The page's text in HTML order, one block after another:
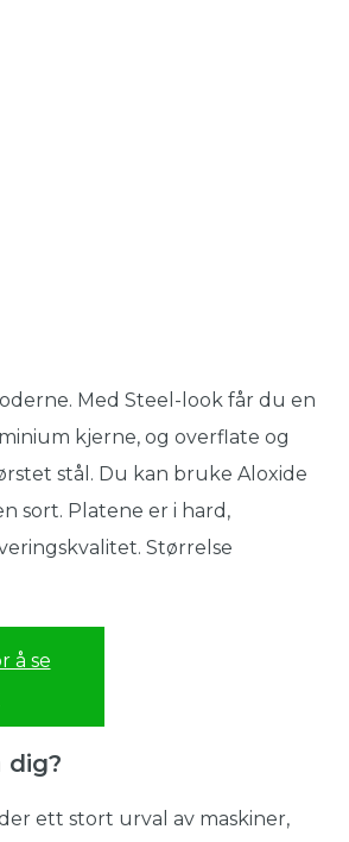
Med Steel-look får du en
kjerne, og overflate og
stål. Du kan bruke Aloxide
sort. Platene er i hard,
Størrelse
å se
dig?
ett stort urval av maskiner,